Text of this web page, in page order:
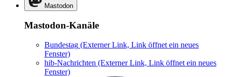
Mastodon
Mastodon-Kanäle
Bundestag (Externer Link, Link öffnet ein neues
Fenster)
hib-Nachrichten (Externer Link, Link öffnet ein neues
Fenster)